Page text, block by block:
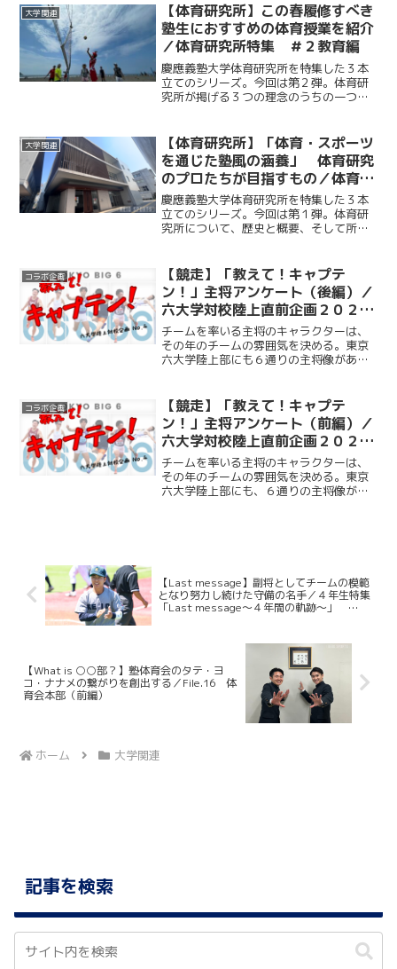
大学関連
【体育研究所】この春履修すべき
塾生におすすめの体育授業を紹介
／体育研究所特集 ＃２教育編
慶應義塾大学体育研究所を特集した３本
立てのシリーズ。今回は第２弾。体育研
究所が掲げる３つの理念のうちの一つ、
大学関連
【体育研究所】「体育・スポーツ
を通じた塾風の涵養」 体育研究
のプロたちが目指すもの／体育研
究所特集 ＃１体育研究所とは
慶應義塾大学体育研究所を特集した３本
立てのシリーズ。今回は第１弾。体育研
究所について、歴史と概要、そして所員
コラボ企画
【競走】「教えて！キャプテ
ン！」主将アンケート（後編）／
六大学対校陸上直前企画２０２
６ No.４
チームを率いる主将のキャラクターは、
その年のチームの雰囲気を決める。東京
六大学陸上部にも６通りの主将像があっ
将）、神戸毅裕（明大主将）、榊原聡真
（立大主将）、須﨑遥也（...
コラボ企画
【競走】「教えて！キャプテ
ン！」主将アンケート（前編）／
六大学対校陸上直前企画２０２
６ No.４
チームを率いる主将のキャラクターは、
その年のチームの雰囲気を決める。東京
六大学陸上部にも、６通りの主将像があ
【Last message】副将としてチームの模範
となり努力し続けた守備の名手／４年生特集
「Last message～４年間の軌跡～」
【What is ○○部？】塾体育会のタテ・ヨ
コ・ナナメの繋がりを創出する／File.16 体
育会本部（前編）
ホーム 大学関連
記事を検索